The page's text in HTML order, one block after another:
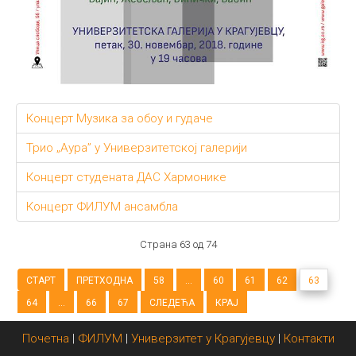
Концерт Музика за обоу и гудаче
Трио „Аура” у Универзитетској галерији
Концерт студената ДАС Хармонике
Концерт ФИЛУМ ансамбла
Страна 63 од 74
СТАРТ ПРЕТХОДНА 58 ... 60 61 62
63
64
... 66 67 СЛЕДЕЋА КРАЈ
Почетна | ФИЛУМ | Универзитет у Крагујевцу| Контакти